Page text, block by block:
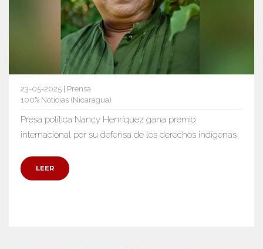
23-05-2025 | Prensa
100% Noticias (Nicaragua)
Presa política Nancy Henríquez gana premio
internacional por su defensa de los derechos indígenas
LEER